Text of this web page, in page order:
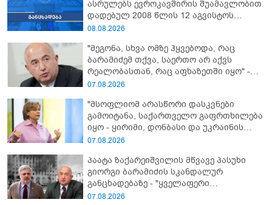
ასრულებს ევროკავშირის შუამავლობით
დადებულ 2008 წლის 12 აგვისტოს
ცეცხლის შეწყვეტის შეთანხმებას - მეტიც,
კონტროლს ოკუპირებულ რეგიონებში"
08.08.2026
"მეგონა, სხვა ომზე ჰყვებოდა, რაც
ბარამიძემ თქვა, საერთო არ აქვს
რეალობასთან, რაც აფხაზეთში იყო" -
პაატა ზაქარეიშვილის შეფასება
07.08.2026
"მსოფლიომ არასწორი დასკვნები
გამოიტანა, საქართველო გაფრთხილება
იყო - ყირიმი, დონბასი და უკრაინის
წინააღმდეგ სრულმასშტაბიანი ომი
მოყვა" - რასა იუკნევიჩიენე
07.08.2026
პაატა ზაქარეიშვილის მწვავე პასუხი
გიორგი ბარამიძის სკანდალურ
განცხადებაზე - "ყველაფერი
დეტალურად ვიცი... კამანში მოკლული
07.08.2026